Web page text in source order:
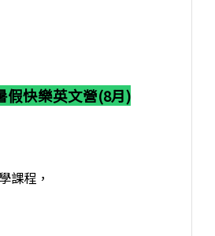
假快樂英文營(8月)
課程，